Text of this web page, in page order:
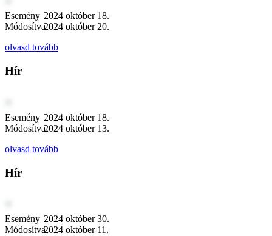
Esemény 2024 október 18.
Módosítva2024 október 20.
olvasd tovább
Hír
Esemény 2024 október 18.
Módosítva2024 október 13.
olvasd tovább
Hír
Esemény 2024 október 30.
Módosítva2024 október 11.